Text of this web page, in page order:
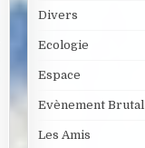
Divers
Ecologie
Espace
Evènement Brutal
Les Amis